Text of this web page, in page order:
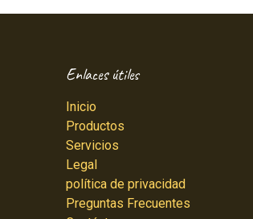
Enlaces útiles
Inicio
Productos
Servicios
Legal
política de privacidad
Preguntas Frecuentes